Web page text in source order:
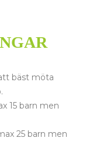
bäst möta
15 barn men
25 barn men